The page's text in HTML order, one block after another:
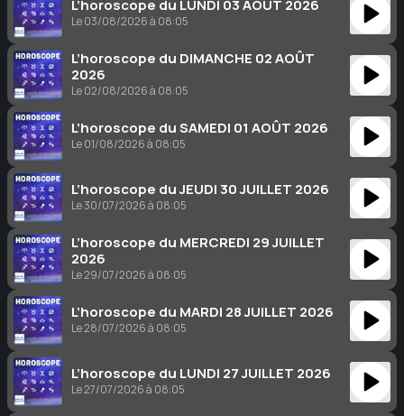
L’horoscope du LUNDI 03 AOÛT 2026
Le 03/08/2026 à 08:05
L’horoscope du DIMANCHE 02 AOÛT
2026
Le 02/08/2026 à 08:05
L’horoscope du SAMEDI 01 AOÛT 2026
Le 01/08/2026 à 08:05
L’horoscope du JEUDI 30 JUILLET 2026
Le 30/07/2026 à 08:05
L’horoscope du MERCREDI 29 JUILLET
2026
Le 29/07/2026 à 08:05
L’horoscope du MARDI 28 JUILLET 2026
Le 28/07/2026 à 08:05
L’horoscope du LUNDI 27 JUILLET 2026
Le 27/07/2026 à 08:05